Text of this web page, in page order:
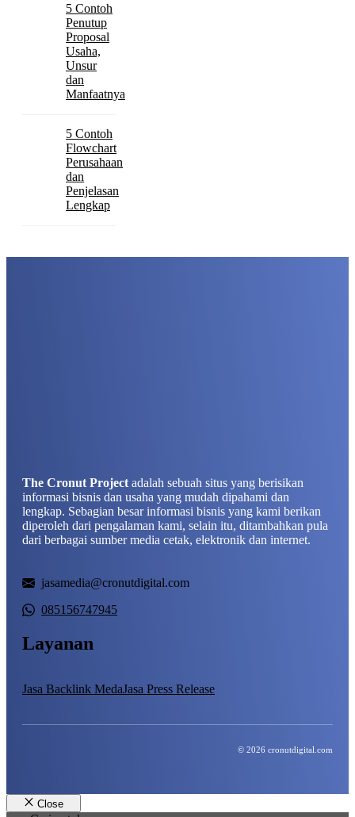
5 Contoh
Penutup
Proposal
Usaha,
Unsur
dan
Manfaatnya
5 Contoh
Flowchart
Perusahaan
dan
Penjelasan
Lengkap
The Cronut Project adalah sebuah situs yang berisikan
informasi bisnis dan usaha yang mudah dipahami dan
lengkap. Sebagian besar informasi bisnis yang kami berikan
diperoleh dari pengalaman kami, selain itu, ditambahkan pula
dari berbagai sumber media cetak, elektronik dan internet.
jasamedia@cronutdigital.com
085156747945
Layanan
Jasa Backlink MedaJasa Press Release
© 2026 cronutdigital.com
Close